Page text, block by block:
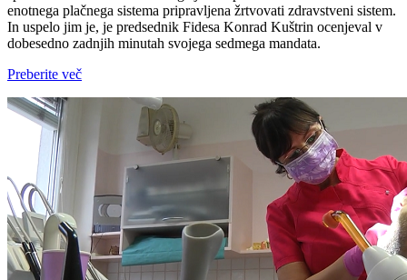
enotnega plačnega sistema pripravljena žrtvovati zdravstveni sistem.
In uspelo jim je, je predsednik Fidesa Konrad Kuštrin ocenjeval v
dobesedno zadnjih minutah svojega sedmega mandata.
Preberite več